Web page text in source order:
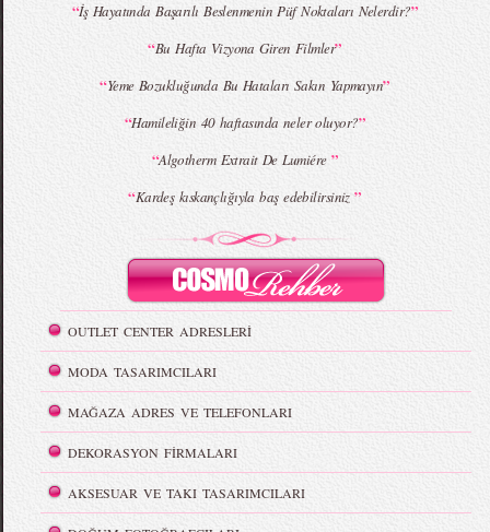
“İş Hayatında Başarılı Beslenmenin Püf Noktaları Nelerdir?”
“Bu Hafta Vizyona Giren Filmler”
“Yeme Bozukluğunda Bu Hataları Sakın Yapmayın”
“Hamileliğin 40 haftasında neler oluyor?”
“Algotherm Extrait De Lumiére ”
“Kardeş kıskançlığıyla baş edebilirsiniz”
OUTLET CENTER ADRESLERİ
MODA TASARIMCILARI
MAĞAZA ADRES VE TELEFONLARI
DEKORASYON FİRMALARI
AKSESUAR VE TAKI TASARIMCILARI